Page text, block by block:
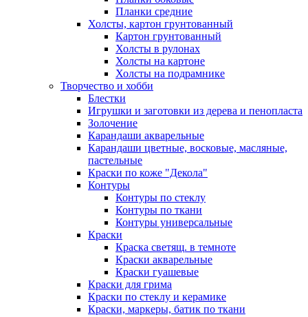
Планки средние
Холсты, картон грунтованный
Картон грунтованный
Холсты в рулонах
Холсты на картоне
Холсты на подрамнике
Творчество и хобби
Блестки
Игрушки и заготовки из дерева и пенопласта
Золочение
Карандаши акварельные
Карандаши цветные, восковые, масляные,
пастельные
Краски по коже "Декола"
Контуры
Контуры по стеклу
Контуры по ткани
Контуры универсальные
Краски
Краска светящ. в темноте
Краски акварельные
Краски гуашевые
Краски для грима
Краски по стеклу и керамике
Краски, маркеры, батик по ткани